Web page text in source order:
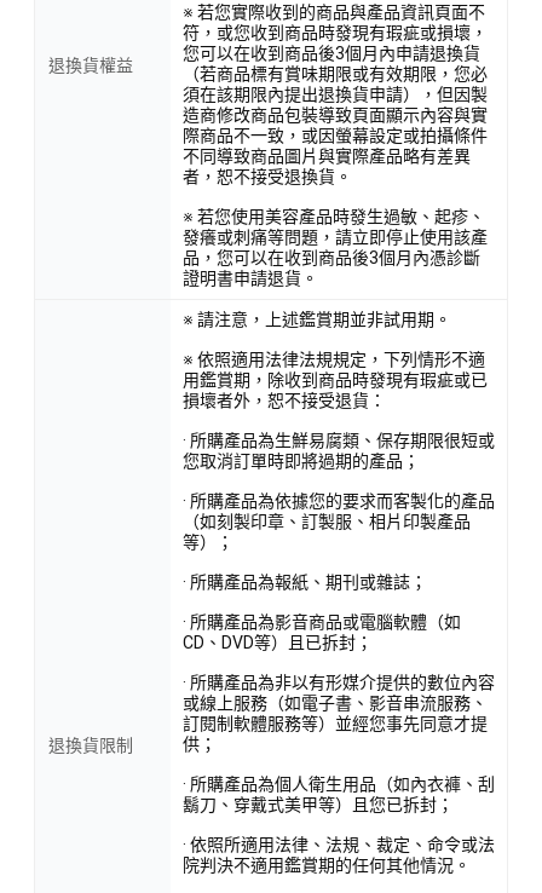
退換貨權益
※ 若您實際收到的商品與產品資訊頁面不
符，或您收到商品時發現有瑕疵或損壞，
您可以在收到商品後3個月內申請退換貨
（若商品標有賞味期限或有效期限，您必
須在該期限內提出退換貨申請），但因製
造商修改商品包裝導致頁面顯示內容與實
際商品不一致，或因螢幕設定或拍攝條件
不同導致商品圖片與實際產品略有差異
者，恕不接受退換貨。
※ 若您使用美容產品時發生過敏、起疹、
發癢或刺痛等問題，請立即停止使用該產
品，您可以在收到商品後3個月內憑診斷
證明書申請退貨。
退換貨限制
※ 請注意，上述鑑賞期並非試用期。
※ 依照適用法律法規規定，下列情形不適
用鑑賞期，除收到商品時發現有瑕疵或已
損壞者外，恕不接受退貨：
· 所購產品為生鮮易腐類、保存期限很短或
您取消訂單時即將過期的產品；
· 所購產品為依據您的要求而客製化的產品
（如刻製印章、訂製服、相片印製產品
等）；
· 所購產品為報紙、期刊或雜誌；
· 所購產品為影音商品或電腦軟體（如
CD、DVD等）且已拆封；
· 所購產品為非以有形媒介提供的數位內容
或線上服務（如電子書、影音串流服務、
訂閱制軟體服務等）並經您事先同意才提
供；
· 所購產品為個人衛生用品（如內衣褲、刮
鬍刀、穿戴式美甲等）且您已拆封；
· 依照所適用法律、法規、裁定、命令或法
院判決不適用鑑賞期的任何其他情況。